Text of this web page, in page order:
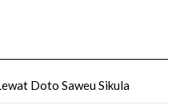
Doto Saweu Sikula